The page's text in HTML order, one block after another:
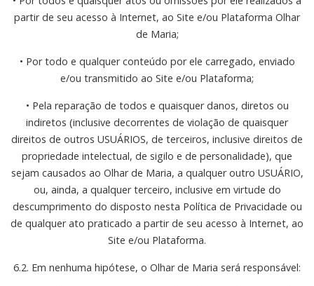
partir de seu acesso à Internet, ao Site e/ou Plataforma Olhar
de Maria;
• Por todo e qualquer conteúdo por ele carregado, enviado
e/ou transmitido ao Site e/ou Plataforma;
• Pela reparação de todos e quaisquer danos, diretos ou
indiretos (inclusive decorrentes de violação de quaisquer
direitos de outros USUÁRIOS, de terceiros, inclusive direitos de
propriedade intelectual, de sigilo e de personalidade), que
sejam causados ao Olhar de Maria, a qualquer outro USUÁRIO,
ou, ainda, a qualquer terceiro, inclusive em virtude do
descumprimento do disposto nesta Política de Privacidade ou
de qualquer ato praticado a partir de seu acesso à Internet, ao
Site e/ou Plataforma.
6.2. Em nenhuma hipótese, o Olhar de Maria será responsável: